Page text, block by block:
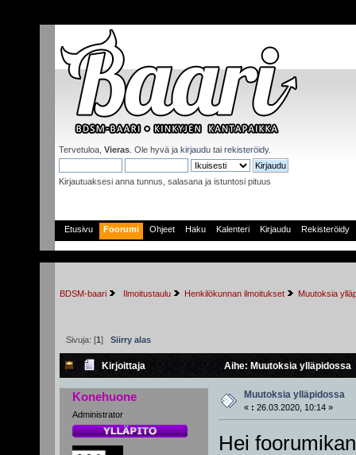
Tervetuloa, Vieras . Ole hyvä ja kirjaudu tai rekisteröidy.
Kirjautuaksesi anna tunnus, salasana ja istuntosi pituus
Etusivu Foorumi Ohjeet Haku Kalenteri Kirjaudu Rekisteröidy
BDSM-baari Ilmoitustaulu Henkilökunnan ilmoitukset Muutoksia
Sivuja: [1] Siirry alas
Kirjoittaja Aihe: Muutoksia ylläpidossa
Konehuone
Administrator
Muutoksia ylläpidossa
« : 26.03.2020, 10:14 »
Hei